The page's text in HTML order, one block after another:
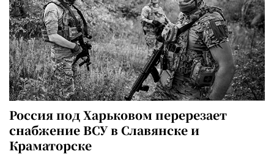
Россия под Харьковом перерезает
снабжение ВСУ в Славянске и
Краматорске